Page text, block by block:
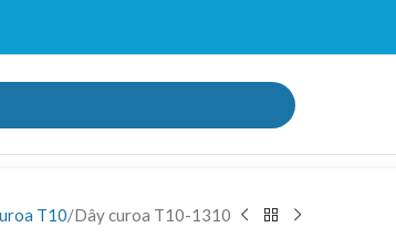
T10 Dây curoa T10-1310